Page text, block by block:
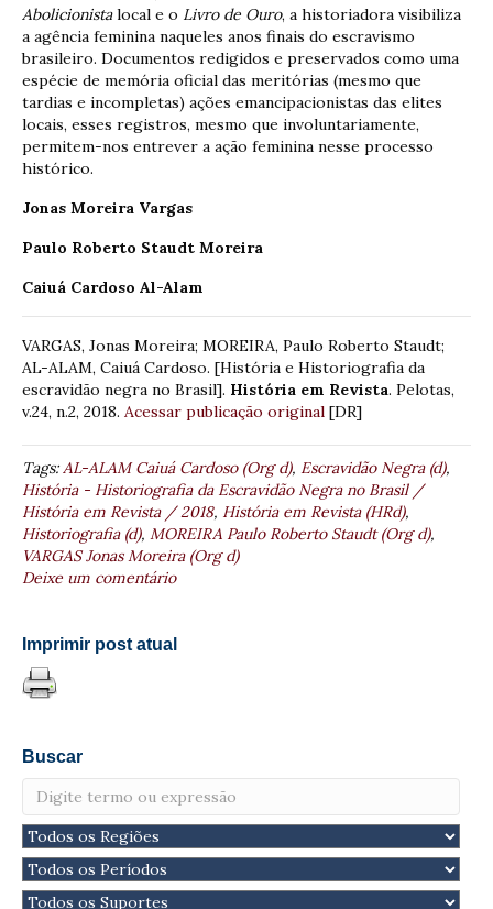
Abolicionistalocal e o Livro de Ouro, a historiadora visibiliza
a agência feminina naqueles anos finais do escravismo
brasileiro. Documentos redigidos e preservados como uma
espécie de memória oficial das meritórias (mesmo que
tardias e incompletas) ações emancipacionistas das elites
locais, esses registros, mesmo que involuntariamente,
permitem-nos entrever a ação feminina nesse processo
histórico.
Jonas Moreira Vargas
Paulo Roberto Staudt Moreira
Caiuá Cardoso Al-Alam
VARGAS, Jonas Moreira; MOREIRA, Paulo Roberto Staudt;
AL-ALAM, Caiuá Cardoso. [História e Historiografia da
escravidão negra no Brasil]. História em Revista. Pelotas,
v.24, n.2, 2018. Acessar publicação original [DR]
Tags:AL-ALAM Caiuá Cardoso (Org d), Escravidão Negra (d),
História - Historiografia da Escravidão Negra no Brasil /
História em Revista / 2018, História em Revista (HRd),
Historiografia (d), MOREIRA Paulo Roberto Staudt (Org d),
VARGAS Jonas Moreira (Org d)
Deixe um comentário
Imprimir post atual
Buscar